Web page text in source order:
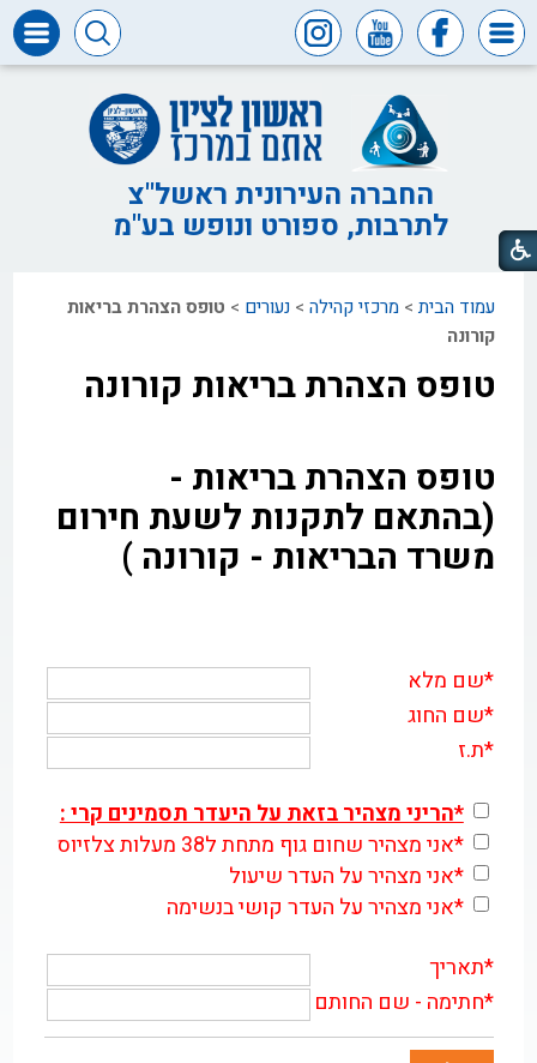
ומכרזים
חופש
המידע
דבר
ראש
דבר
המנכ"ל
דירקטוריון
החברה
קשר
החברה העירונית ראשל"צ
לתרבות, ספורט ונופש בע"מ
עמוד הבית >מרכזי קהילה >נעורים > טופס הצהרת בריאות
קורונה
טופס הצהרת בריאות קורונה
טופס הצהרת בריאות -
(בהתאם לתקנות לשעת חירום
משרד הבריאות - קורונה )
*שם מלא
*שם החוג
*ת.ז
*הריני מצהיר בזאת על היעדר תסמינים קרי :
*אני מצהיר שחום גוף מתחת ל38 מעלות צלזיוס
*אני מצהיר על העדר שיעול
*אני מצהיר על העדר קושי בנשימה
*תאריך
*חתימה - שם החותם